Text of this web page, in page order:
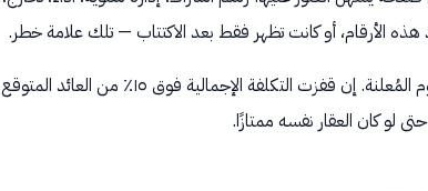
الأرقام، أو كانت تظهر فقط بعد الاكتتاب — تلك علامة خطر.
وأدخل الرسوم المُعلنة. إن قفزت التكلفة الإجمالية فوق ١٥٪ من العائد المتوقع